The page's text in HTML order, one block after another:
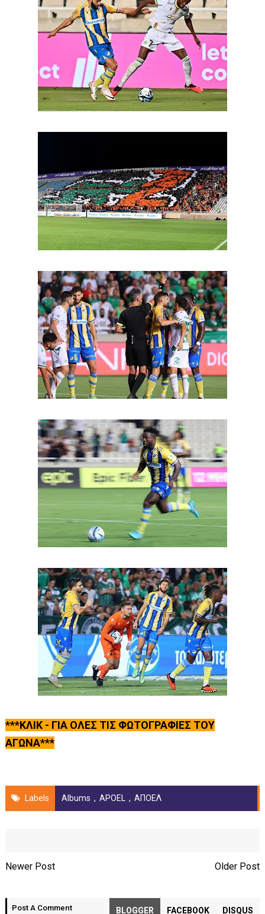
***ΚΛΙΚ - ΓΙΑ ΟΛΕΣ ΤΙΣ ΦΩΤΟΓΡΑΦΙΕΣ ΤΟΥ
ΑΓΩΝΑ***
Labels Albums , APOEL , ΑΠΟΕΛ
Newer Post Older Post
Post A Comment BLOGGER FACEBOOK DISQUS